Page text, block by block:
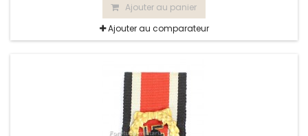
Ajouter au panier
Ajouter au comparateur